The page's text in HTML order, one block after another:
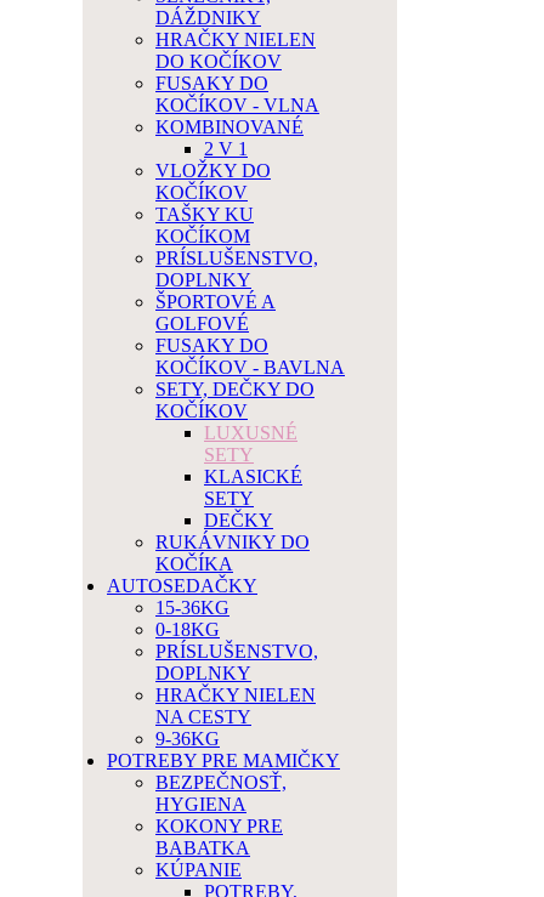
DÁŽDNIKY
HRAČKY NIELEN
DO KOČÍKOV
FUSAKY DO
KOČÍKOV - VLNA
KOMBINOVANÉ
2 V 1
VLOŽKY DO
KOČÍKOV
TAŠKY KU
KOČÍKOM
PRÍSLUŠENSTVO,
DOPLNKY
ŠPORTOVÉ A
GOLFOVÉ
FUSAKY DO
KOČÍKOV - BAVLNA
SETY, DEČKY DO
KOČÍKOV
LUXUSNÉ
SETY
KLASICKÉ
SETY
DEČKY
RUKÁVNIKY DO
KOČÍKA
AUTOSEDAČKY
15-36KG
0-18KG
PRÍSLUŠENSTVO,
DOPLNKY
HRAČKY NIELEN
NA CESTY
9-36KG
POTREBY PRE MAMIČKY
BEZPEČNOSŤ,
HYGIENA
KOKONY PRE
BABATKA
KÚPANIE
POTREBY,